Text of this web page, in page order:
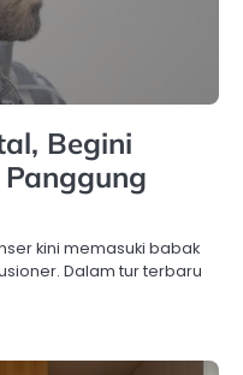
Begini
kini memasuki babak
Dalam tur terbaru